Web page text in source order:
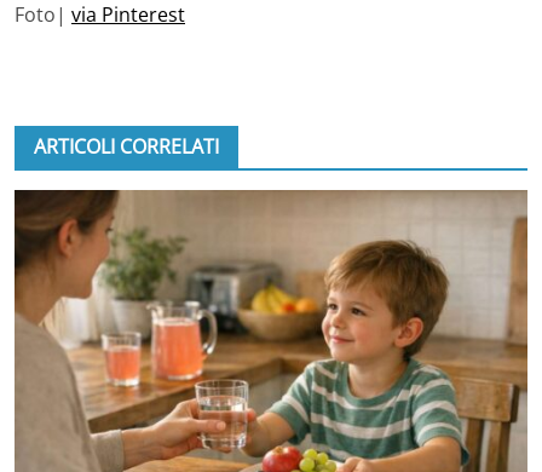
Foto| via Pinterest
ARTICOLI CORRELATI